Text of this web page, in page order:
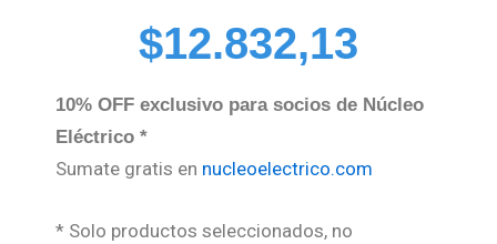
$12.832,13
10% OFF exclusivo para socios de Núcleo
Eléctrico *
Sumate gratis en nucleoelectrico.com
* Solo productos seleccionados, no